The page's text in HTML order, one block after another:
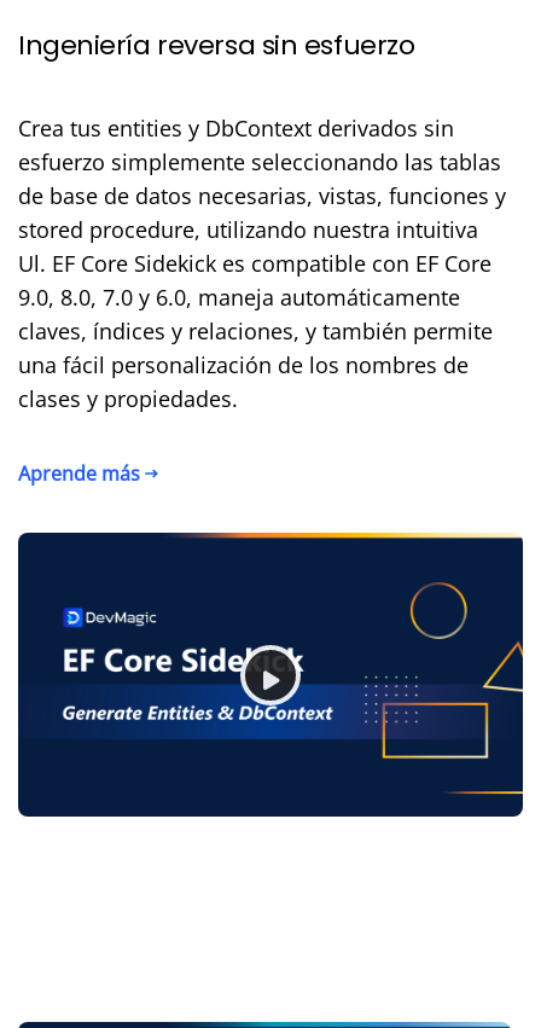
Ingeniería reversa sin esfuerzo
Crea tus entities y DbContext derivados sin
esfuerzo simplemente seleccionando las tablas
de base de datos necesarias, vistas, funciones y
stored procedure, utilizando nuestra intuitiva
Ul. EF Core Sidekick es compatible con EF Core
9.0, 8.0, 7.0 y 6.0, maneja automáticamente
claves, índices y relaciones, y también permite
una fácil personalización de los nombres de
clases y propiedades.
Aprende más